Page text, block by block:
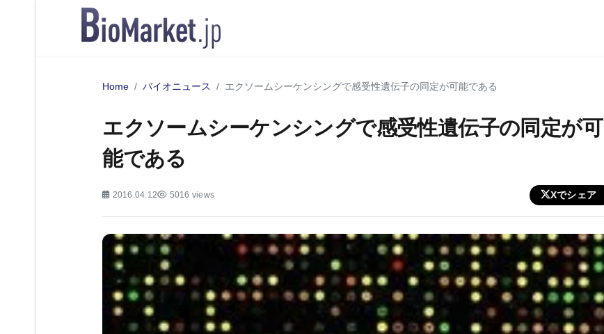
Home バイオニュース エクソームシーケンシングで感受性遺伝子の同定が可能である
エクソームシーケンシングで感受性遺伝子の同定が可
能である
2016.04.12 5016 views Xでシェア